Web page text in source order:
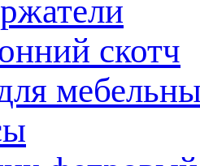
скотч